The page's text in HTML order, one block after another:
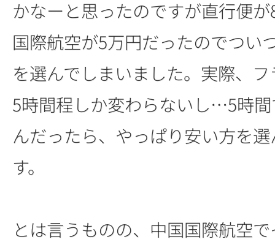
かなーと思ったのですが直行便
国際航空が5万円だったのでつい
を選んでしまいました。実際、
5時間程しか変わらないし…5時
んだったら、やっぱり安い方を
す。
とは言うものの、中国国際航空